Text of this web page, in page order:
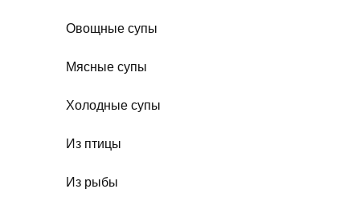
Овощные супы
Мясные супы
Холодные супы
Из птицы
Из рыбы